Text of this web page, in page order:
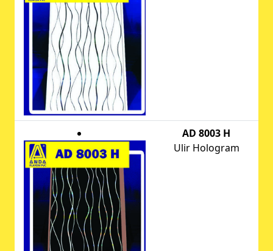
AD 8003 H
Ulir Hologram